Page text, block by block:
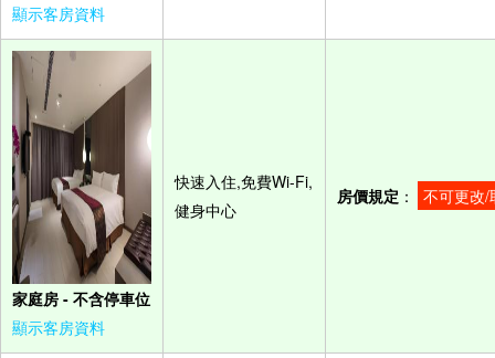
顯示客房資料
家庭房 - 不含停車位
顯示客房資料
快速入住,免費Wi-Fi,
健身中心
房價規定 ： 不可更改/